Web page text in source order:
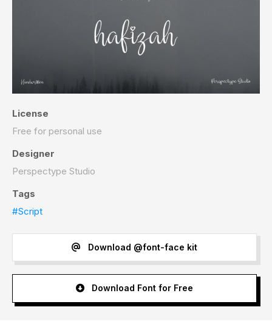
License
Free for personal use
Designer
Perspectype Studio
Tags
#Script
Download @font-face kit
Download Font for Free